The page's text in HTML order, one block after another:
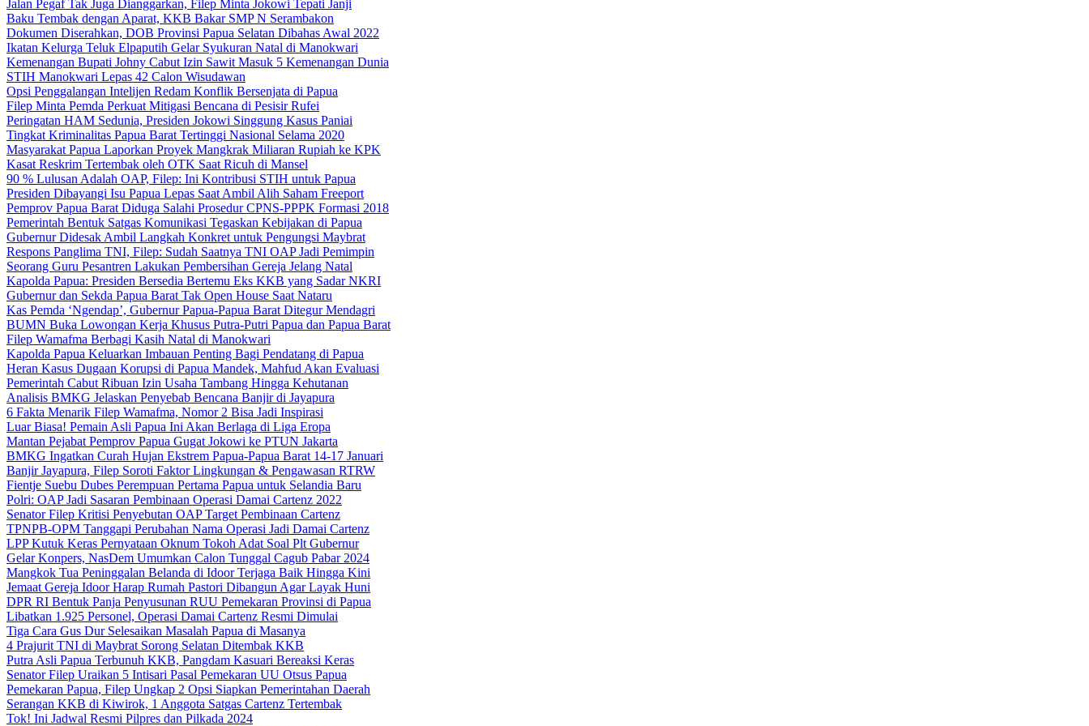
Jalan Pegaf Tak Juga Dianggarkan, Filep Minta Jokowi Tepati Janji
Baku Tembak dengan Aparat, KKB Bakar SMP N Serambakon
Dokumen Diserahkan, DOB Provinsi Papua Selatan Dibahas Awal 2022
Ikatan Kelurga Teluk Elpaputih Gelar Syukuran Natal di Manokwari
Kemenangan Bupati Johny Cabut Izin Sawit Masuk 5 Kemenangan Dunia
STIH Manokwari Lepas 42 Calon Wisudawan
Opsi Penggalangan Intelijen Redam Konflik Bersenjata di Papua
Filep Minta Pemda Perkuat Mitigasi Bencana di Pesisir Rufei
Peringatan HAM Sedunia, Presiden Jokowi Singgung Kasus Paniai
Tingkat Kriminalitas Papua Barat Tertinggi Nasional Selama 2020
Masyarakat Papua Laporkan Proyek Mangkrak Miliaran Rupiah ke KPK
Kasat Reskrim Tertembak oleh OTK Saat Ricuh di Mansel
90 % Lulusan Adalah OAP, Filep: Ini Kontribusi STIH untuk Papua
Presiden Dibayangi Isu Papua Lepas Saat Ambil Alih Saham Freeport
Pemprov Papua Barat Diduga Salahi Prosedur CPNS-PPPK Formasi 2018
Pemerintah Bentuk Satgas Komunikasi Tegaskan Kebijakan di Papua
Gubernur Didesak Ambil Langkah Konkret untuk Pengungsi Maybrat
Respons Panglima TNI, Filep: Sudah Saatnya TNI OAP Jadi Pemimpin
Seorang Guru Pesantren Lakukan Pembersihan Gereja Jelang Natal
Kapolda Papua: Presiden Bersedia Bertemu Eks KKB yang Sadar NKRI
Gubernur dan Sekda Papua Barat Tak Open House Saat Nataru
Kas Pemda ‘Ngendap’, Gubernur Papua-Papua Barat Ditegur Mendagri
BUMN Buka Lowongan Kerja Khusus Putra-Putri Papua dan Papua Barat
Filep Wamafma Berbagi Kasih Natal di Manokwari
Kapolda Papua Keluarkan Imbauan Penting Bagi Pendatang di Papua
Heran Kasus Dugaan Korupsi di Papua Mandek, Mahfud Akan Evaluasi
Pemerintah Cabut Ribuan Izin Usaha Tambang Hingga Kehutanan
Analisis BMKG Jelaskan Penyebab Bencana Banjir di Jayapura
6 Fakta Menarik Filep Wamafma, Nomor 2 Bisa Jadi Inspirasi
Luar Biasa! Pemain Asli Papua Ini Akan Berlaga di Liga Eropa
Mantan Pejabat Pemprov Papua Gugat Jokowi ke PTUN Jakarta
BMKG Ingatkan Curah Hujan Ekstrem Papua-Papua Barat 14-17 Januari
Banjir Jayapura, Filep Soroti Faktor Lingkungan & Pengawasan RTRW
Fientje Suebu Dubes Perempuan Pertama Papua untuk Selandia Baru
Polri: OAP Jadi Sasaran Pembinaan Operasi Damai Cartenz 2022
Senator Filep Kritisi Penyebutan OAP Target Pembinaan Cartenz
TPNPB-OPM Tanggapi Perubahan Nama Operasi Jadi Damai Cartenz
LPP Kutuk Keras Pernyataan Oknum Tokoh Adat Soal Plt Gubernur
Gelar Konpers, NasDem Umumkan Calon Tunggal Cagub Pabar 2024
Mangkok Tua Peninggalan Belanda di Idoor Terjaga Baik Hingga Kini
Jemaat Gereja Idoor Harap Rumah Pastori Dibangun Agar Layak Huni
DPR RI Bentuk Panja Penyusunan RUU Pemekaran Provinsi di Papua
Libatkan 1.925 Personel, Operasi Damai Cartenz Resmi Dimulai
Tiga Cara Gus Dur Selesaikan Masalah Papua di Masanya
4 Prajurit TNI di Maybrat Sorong Selatan Ditembak KKB
Putra Asli Papua Terbunuh KKB, Pangdam Kasuari Bereaksi Keras
Senator Filep Uraikan 5 Intisari Pasal Pemekaran UU Otsus Papua
Pemekaran Papua, Filep Ungkap 2 Opsi Siapkan Pemerintahan Daerah
Serangan KKB di Kiwirok, 1 Anggota Satgas Cartenz Tertembak
Tok! Ini Jadwal Resmi Pilpres dan Pilkada 2024